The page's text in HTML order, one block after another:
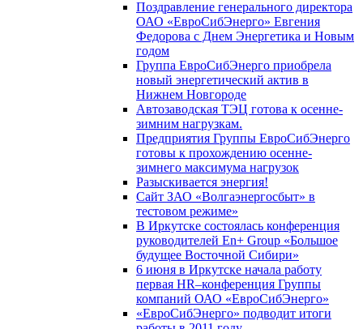
Поздравление генерального директора
ОАО «ЕвроСибЭнерго» Евгения
Федорова с Днем Энергетика и Новым
годом
Группа ЕвроСибЭнерго приобрела
новый энергетический актив в
Нижнем Новгороде
Автозаводская ТЭЦ готова к осенне-
зимним нагрузкам.
Предприятия Группы ЕвроСибЭнерго
готовы к прохождению осенне-
зимнего максимума нагрузок
Разыскивается энергия!
Сайт ЗАО «Волгаэнергосбыт» в
тестовом режиме»
В Иркутске состоялась конференция
руководителей En+ Group «Большое
будущее Восточной Сибири»
6 июня в Иркутске начала работу
первая HR–конференция Группы
компаний ОАО «ЕвроСибЭнерго»
«ЕвроСибЭнерго» подводит итоги